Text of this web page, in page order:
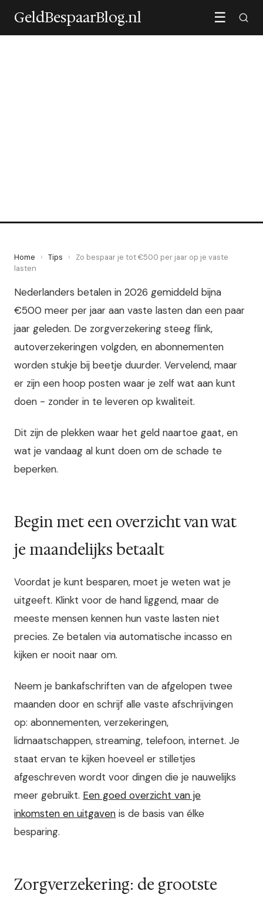
GeldBespaarBlog.nl ☰
Home › Tips ›
Zo bespaar je tot €500 per jaar op je vaste
lasten
Nederlanders betalen in 2026 gemiddeld bijna
€500 meer per jaar aan vaste lasten dan een paar
jaar geleden. De zorgverzekering steeg flink,
autoverzekeringen volgden, en abonnementen
worden stukje bij beetje duurder. Vervelend, maar
er zijn een hoop posten waar je zelf wat aan kunt
doen - zonder in te leveren op kwaliteit.
Dit zijn de plekken waar het geld naartoe gaat, en
wat je vandaag al kunt doen om de schade te
beperken.
Begin met een overzicht van wat
je maandelijks betaalt
Voordat je kunt besparen, moet je weten wat je
uitgeeft. Klinkt voor de hand liggend, maar de
meeste mensen kennen hun vaste lasten niet
precies. Ze betalen via automatische incasso en
kijken er nooit naar om.
Neem je bankafschriften van de afgelopen twee
maanden door en schrijf alle vaste afschrijvingen
op: abonnementen, verzekeringen,
lidmaatschappen, streaming, telefoon, internet. Je
staat ervan te kijken hoeveel er stilletjes
afgeschreven wordt voor dingen die je nauwelijks
meer gebruikt. Een goed overzicht van je
inkomsten en uitgaven is de basis van élke
besparing.
Zorgverzekering: de grootste